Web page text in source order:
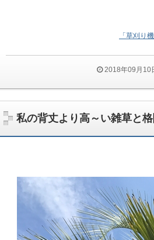
「草刈り
2018年09月10
私の背丈より高～い雑草と